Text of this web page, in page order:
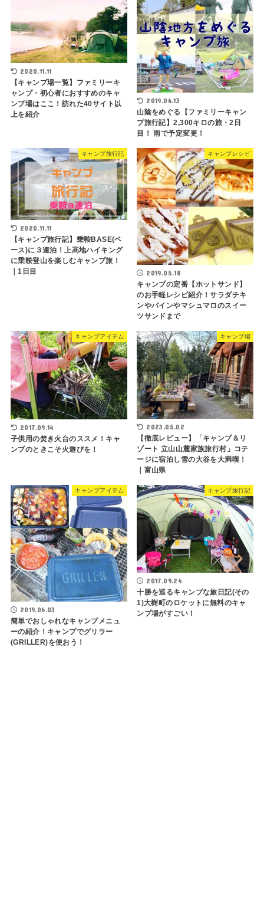
2020.11.11
【キャンプ場一覧】ファミリーキ
ャンプ・初心者におすすめのキャ
ンプ場はここ！訪れた40サイト以
上を紹介
2019.06.13
山陰をめぐる【ファミリーキャン
プ旅行記】2,300キロの旅・2日
目！ 雨で予定変更！
キャンプ旅行記
2020.11.11
【キャンプ旅行記】乗鞍BASE(ベ
ース)に３連泊！上高地ハイキング
に乗鞍登山を楽しむキャンプ旅！
｜1日目
キャンプレシピ
2019.05.18
キャンプの定番【ホットサンド】
のお手軽レシピ紹介！サラダチキ
ンやパインやマシュマロのスイー
ツサンドまで
キャンプアイテム
2017.09.14
子供用の焚き火台のススメ！キャ
ンプのときこそ火遊びを！
キャンプ場
2023.05.02
【徹底レビュー】「キャンプ＆リ
ゾート 立山山麓家族旅行村」コテ
ージに宿泊し雪の大谷を大満喫！
｜富山県
キャンプアイテム
2019.06.03
簡単でおしゃれなキャンプメニュ
ーの紹介！キャンプでグリラー
(GRILLER)を使おう！
キャンプ旅行記
2017.09.24
十勝を巡るキャンプな旅日記(その
1)大樹町のロケットに無料のキャ
ンプ場がすごい！